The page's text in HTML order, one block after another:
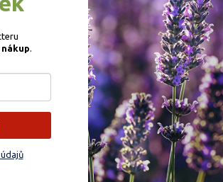
Agrobio Trumf pro
dřeviny
Skladem (202 ks)
Přírodní granulované
nákup.